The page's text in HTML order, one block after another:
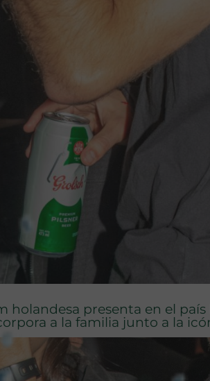
holandesa presenta en el país
a la familia junto a la